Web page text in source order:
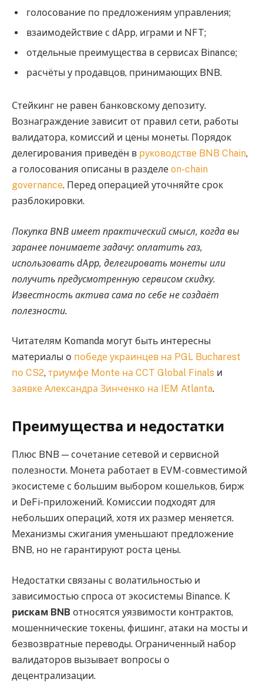
голосование по предложениям управления;
взаимодействие с dApp, играми и NFT;
отдельные преимущества в сервисах Binance;
расчёты у продавцов, принимающих BNB.
Стейкинг не равен банковскому депозиту.
Вознаграждение зависит от правил сети, работы
валидатора, комиссий и цены монеты. Порядок
делегирования приведён в руководстве BNB Chain,
а голосования описаны в разделе on-chain
governance. Перед операцией уточняйте срок
разблокировки.
Покупка BNB имеет практический смысл, когда вы
заранее понимаете задачу: оплатить газ,
использовать dApp, делегировать монеты или
получить предусмотренную сервисом скидку.
Известность актива сама по себе не создаёт
полезности.
Читателям Komanda могут быть интересны
материалы о победе украинцев на PGL Bucharest
по CS2, триумфе Monte на CCT Global Finals и
заявке Александра Зинченко на IEM Atlanta.
Преимущества и недостатки
Плюс BNB — сочетание сетевой и сервисной
полезности. Монета работает в EVM-совместимой
экосистеме с большим выбором кошельков, бирж
и DeFi-приложений. Комиссии подходят для
небольших операций, хотя их размер меняется.
Механизмы сжигания уменьшают предложение
BNB, но не гарантируют роста цены.
Недостатки связаны с волатильностью и
зависимостью спроса от экосистемы Binance. К
рискам BNB относятся уязвимости контрактов,
мошеннические токены, фишинг, атаки на мосты и
безвозвратные переводы. Ограниченный набор
валидаторов вызывает вопросы о
децентрализации.